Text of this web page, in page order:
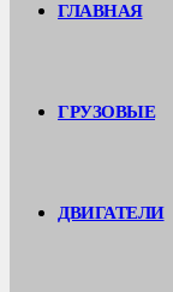
ГЛАВНАЯ
ГРУЗОВЫЕ
ДВИГАТЕЛИ